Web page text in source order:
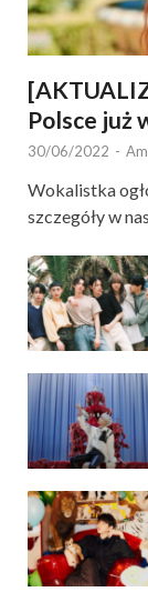
Polsce już
30/06/2022 -
Wokalistka
szczegóły w